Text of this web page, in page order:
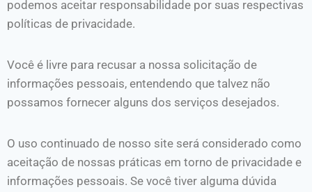
podemos aceitar responsabilidade por suas respectivas
políticas de privacidade.
Você é livre para recusar a nossa solicitação de
informações pessoais, entendendo que talvez não
possamos fornecer alguns dos serviços desejados.
O uso continuado de nosso site será considerado como
aceitação de nossas práticas em torno de privacidade e
informações pessoais. Se você tiver alguma dúvida